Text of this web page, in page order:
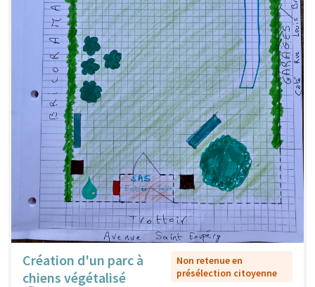
Création d'un parc à
chiens végétalisé
Non retenue en
présélection citoyenne